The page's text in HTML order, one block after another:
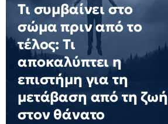
Τι συμβαίνει στο
σώμα πριν από το
τέλος: Τι
αποκαλύπτει η
επιστήμη για τη
μετάβαση από τη ζωή
στον θάνατο